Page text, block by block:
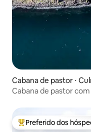
Cabana de pastor ⋅
Cabana de pastor
Entre os melhores
Preferido dos